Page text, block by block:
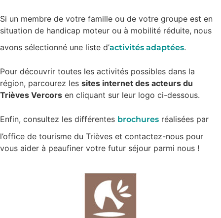
Si un membre de votre famille ou de votre groupe est en
situation de handicap moteur ou à mobilité réduite, nous
avons sélectionné une liste d’activités adaptées.
Pour découvrir toutes les activités possibles dans la
région, parcourez les sites internet des acteurs du
Trièves Vercors en cliquant sur leur logo ci-dessous.
Enfin, consultez les différentes brochures réalisées par
l’office de tourisme du Trièves et contactez-nous pour
vous aider à peaufiner votre futur séjour parmi nous !